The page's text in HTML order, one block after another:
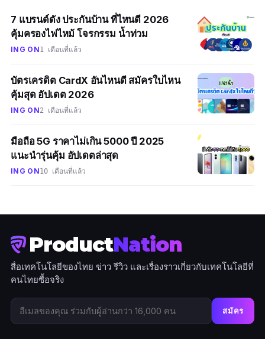
7 แบรนด์ดัง ประกันบ้าน ที่ไหนดี 2026
คุ้มครองไฟไหม้ โจรกรรม น้ำท่วม
ING ON1 เดือนที่แล้ว
บัตรเครดิต CardX อันไหนดี สมัครใบไหน
คุ้มสุด อัปเดต 2026
ING ON2 เดือนที่แล้ว
มือถือ 5G ราคาไม่เกิน 5000 ปี 2025
แนะนำรุ่นคุ้ม อัปเดตล่าสุด
ING ON10 เดือนที่แล้ว
ProductNation
สื่อเทคโนโลยีของไทย ข่าว รีวิว และเรื่องราวเกี่ยวกับเทคโนโลยีที่
คนไทยซื้อจริง
สมัคร